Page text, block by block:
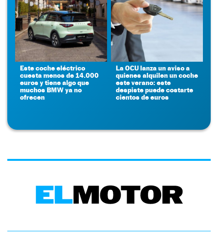
Este coche eléctrico
cuesta menos de 14.000
euros y tiene algo que
muchos BMW ya no
ofrecen
La OCU lanza un aviso a
quienes alquilen un coche
este verano: este
despiste puede costarte
cientos de euros